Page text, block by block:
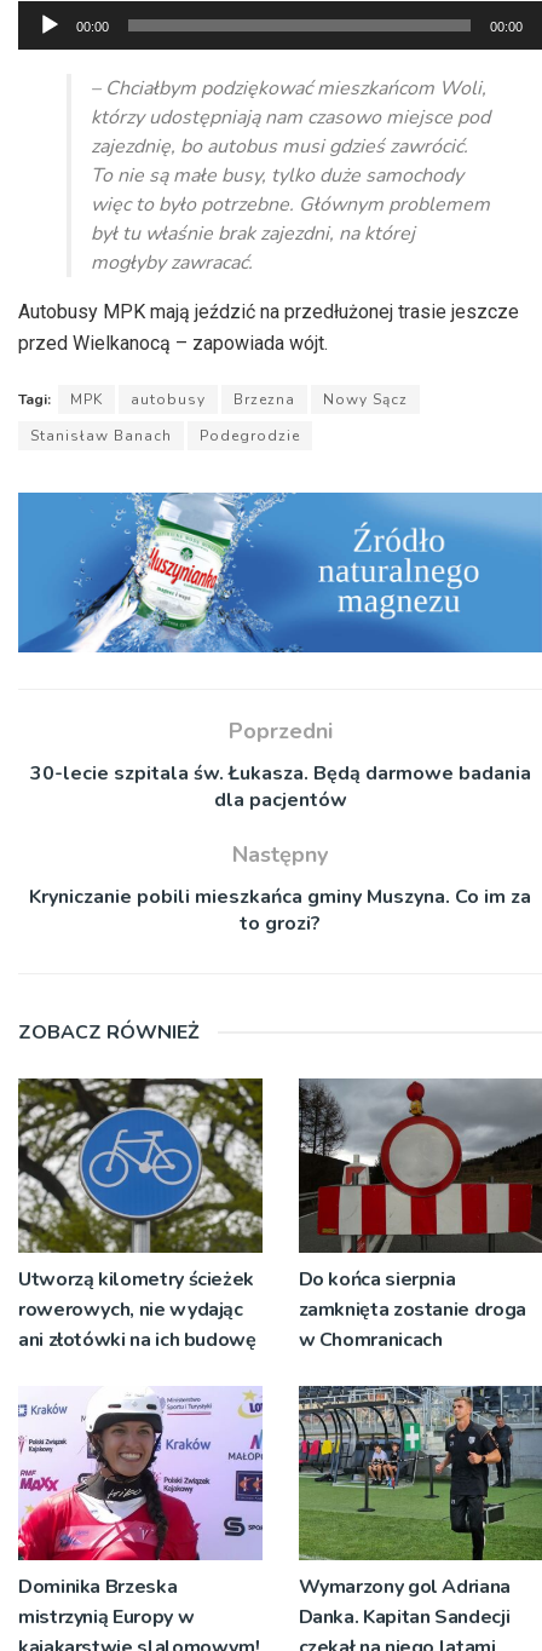
Odtwarzacz
plików
dźwiękowych
00:00 00:00
– Chciałbym podziękować mieszkańcom Woli,
którzy udostępniają nam czasowo miejsce pod
zajezdnię, bo autobus musi gdzieś zawrócić.
To nie są małe busy, tylko duże samochody
więc to było potrzebne. Głównym problemem
był tu właśnie brak zajezdni, na której
mogłyby zawracać.
Autobusy MPK mają jeździć na przedłużonej trasie jeszcze
przed Wielkanocą – zapowiada wójt.
Tagi: MPK autobusy Brzezna
Nowy Sącz
Stanisław Banach
Podegrodzie
Poprzedni
30-lecie szpitala św. Łukasza. Będą darmowe badania
dla pacjentów
Następny
Kryniczanie pobili mieszkańca gminy Muszyna. Co im za
to grozi?
ZOBACZ RÓWNIEŻ
Utworzą kilometry ścieżek
rowerowych, nie wydając
ani złotówki na ich budowę
Do końca sierpnia
zamknięta zostanie droga
w Chomranicach
Dominika Brzeska
mistrzynią Europy w
Wymarzony gol Adriana
Danka. Kapitan Sandecji